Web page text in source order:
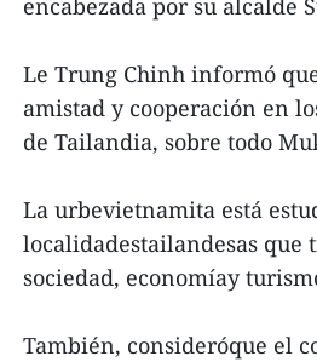
encabezada por su alcalde
Le Trung Chinh informó
amistad y cooperación en
de Tailandia, sobre todo
La urbevietnamita está
localidadestailandesas
sociedad, economíay
También, consideróque el